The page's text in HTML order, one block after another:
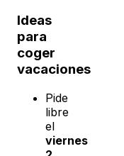
Ideas
para
coger
vacaciones
Pide
libre
el
viernes